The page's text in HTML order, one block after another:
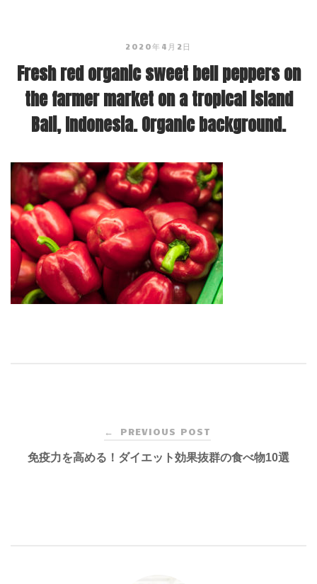
2020年4月2日
Fresh red organic sweet bell peppers on
the farmer market on a tropical island
Bali, Indonesia. Organic background.
navigation
← PREVIOUS POST
免疫力を高める！ダイエット効果抜群の食べ物10選